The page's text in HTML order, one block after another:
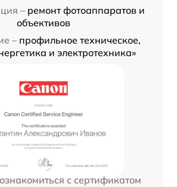
– ремонт фотоаппаратов и
объективов
– профильное техническое,
и электротехника»
с сертификатом